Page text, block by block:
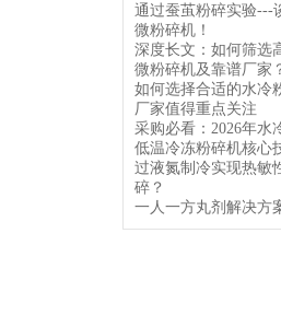
通过蚕茧粉碎实验---
微粉碎机！
深度长文：如何筛选
微粉碎机及靠谱厂家
如何选择合适的水冷
厂家值得重点关注
采购必看：2026年水
低温冷冻粉碎机核心
过液氮制冷实现热敏
碎？
一人一方丸剂解决方